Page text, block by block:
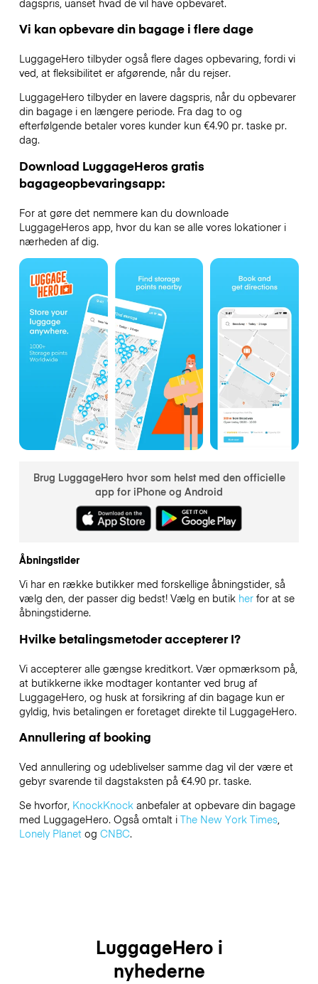
Vi kan opbevare din bagage i flere dage
LuggageHero tilbyder også flere dages opbevaring, fordi vi
ved, at fleksibilitet er afgørende, når du rejser.
LuggageHero tilbyder en lavere dagspris, når du opbevarer
din bagage i en længere periode. Fra dag to og
efterfølgende betaler vores kunder kun €4.90 pr. taske pr.
dag.
Download LuggageHeros gratis
bagageopbevaringsapp:
For at gøre det nemmere kan du downloade
LuggageHeros app, hvor du kan se alle vores lokationer i
nærheden af dig.
Brug LuggageHero hvor som helst med den officielle
app for iPhone og Android
Åbningstider
Vi har en række butikker med forskellige åbningstider, så
vælg den, der passer dig bedst! Vælg en butik herfor at se
åbningstiderne.
Hvilke betalingsmetoder accepterer I?
Vi accepterer alle gængse kreditkort. Vær opmærksom på,
at butikkerne ikke modtager kontanter ved brug af
LuggageHero, og husk at forsikring af din bagage kun er
gyldig, hvis betalingen er foretaget direkte til LuggageHero.
Annullering af booking
Ved annullering og udeblivelser samme dag vil der være et
gebyr svarende til dagstaksten på €4.90 pr. taske.
Se hvorfor, KnockKnockanbefaler at opbevare din bagage
med LuggageHero. Også omtalt i The New York Times,
Lonely Planetog CNBC.
LuggageHero i
nyhederne